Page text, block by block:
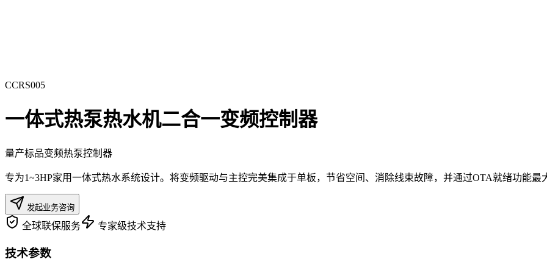
CCRS005
一体式热泵热水机二合一变频控制器
量产标品变频热泵控制器
专为1~3HP家用一体式热水系统设计。将变频驱动与主控完美集成于单板，节省空间、消除线束故障，并通过OTA就绪功能最
发起业务咨询
全球联保服务 专家级技术支持
技术参数